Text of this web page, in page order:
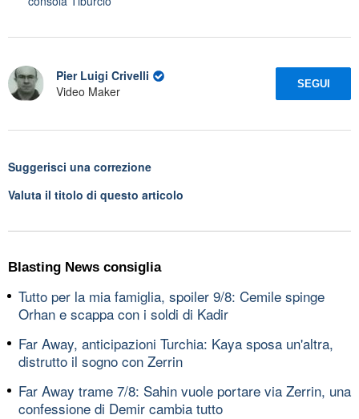
Pier Luigi Crivelli
Video Maker
SEGUI
Suggerisci una correzione
Valuta il titolo di questo articolo
Blasting News consiglia
Tutto per la mia famiglia, spoiler 9/8: Cemile spinge
Orhan e scappa con i soldi di Kadir
Far Away, anticipazioni Turchia: Kaya sposa un'altra,
distrutto il sogno con Zerrin
Far Away trame 7/8: Sahin vuole portare via Zerrin, una
confessione di Demir cambia tutto